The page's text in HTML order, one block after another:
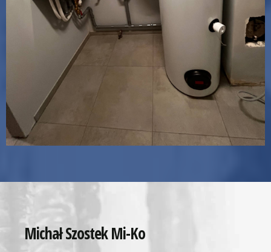
Michał Szostek Mi-Ko